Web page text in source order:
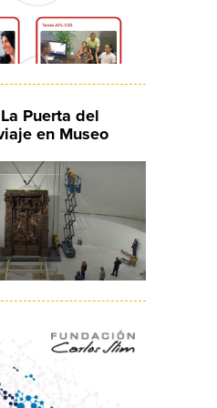
Puerta del
en Museo